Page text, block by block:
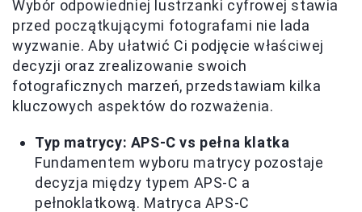
Wybór odpowiedniej lustrzanki cyfrowej stawia
przed początkującymi fotografami nie lada
wyzwanie. Aby ułatwić Ci podjęcie właściwej
decyzji oraz zrealizowanie swoich
fotograficznych marzeń, przedstawiam kilka
kluczowych aspektów do rozważenia.
Typ matrycy: APS-C vs pełna klatka
Fundamentem wyboru matrycy pozostaje
decyzja między typem APS-C a
pełnoklatkową. Matryca APS-C